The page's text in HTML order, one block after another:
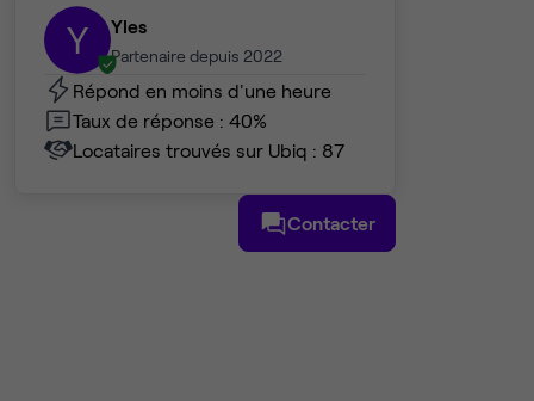
Y Yles
Partenaire depuis 2022
Répond en moins d'une heure
Taux de réponse : 40%
Locataires trouvés sur Ubiq : 87
Contacter